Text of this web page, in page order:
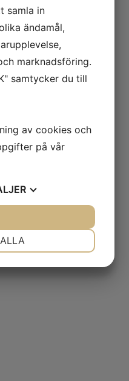
samla in
ändamål,
marknadsföring.
samtycker du till
av cookies och
på vår